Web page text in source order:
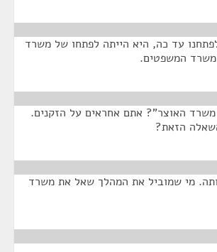
עד כה, היא הייתה לפתחו של משרד
משרד המשפטים.
האוצר"? אתם אחראים על הזקנים.
הזאת?
מי שמוביל את המהלך שאל את משרד